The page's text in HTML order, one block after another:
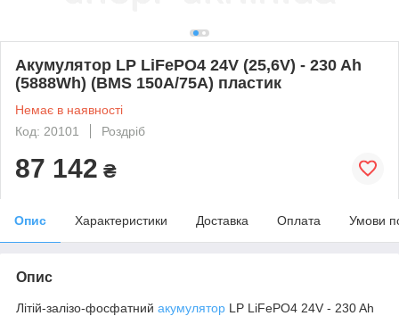
Акумулятор LP LiFePO4 24V (25,6V) - 230 Ah
(5888Wh) (BMS 150A/75A) пластик
Немає в наявності
Код: 20101
Роздріб
87 142 ₴
Опис Характеристики Доставка Оплата Умови
Опис
Літій-залізо-фосфатний акумулятор LP LiFePO4 24V - 230 Ah